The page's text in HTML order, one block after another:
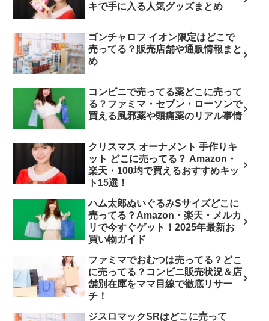
キで手に入る人気グッズまとめ
ゴンチャロフ イオン限定はどこで
売ってる？販売店舗や通販情報まと
め
コンビニで売ってる薬どこに売って
る？ファミマ・セブン・ローソンで
買える風邪薬や頭痛薬のリアル事情
クリスマス オーナメント 手作りキ
ット どこに売ってる？ Amazon・
楽天・100均で買えるおすすめキッ
ト15選！
ハム太郎ぬいぐるみSサイズどこに
売ってる？Amazon・楽天・メルカ
リで今すぐゲット！2025年最新お
買い物ガイド
ファミマでおむつは売ってる？どこ
に売ってる？コンビニ販売状況＆店
舗別在庫をママ目線で徹底リサー
チ！
ジスロマックSRはどこに売って